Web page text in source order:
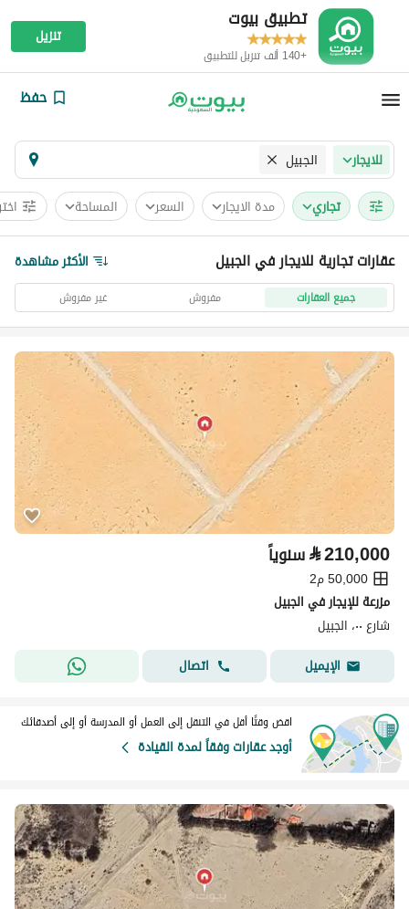
تطبيق بيوت
+140 ألف تنزيل للتطبيق
تنزيل
حفظ
للايجار الجبيل
تجاري مدة الايجار السعر المساحة
عقارات تجارية للايجار في الجبيل الأكثر مشاهدة
جميع العقارات مفروش غير مفروش
⃁210,000 سنوياً
50,000 م2
مزرعة للإيجار في الجبيل
شارع ٠٠، الجبيل
الإيميل
اتصال
اقض وقتًا أقل في التنقل إلى العمل أو المدرسة أو إلى أصدقائك
أوجد عقارات وفقاً لمدة القيادة